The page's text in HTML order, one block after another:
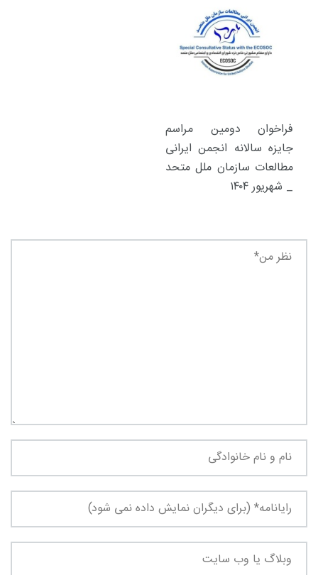
فراخوان دومین مراسم
جایزه سالانه انجمن ایرانی
مطالعات سازمان ملل متحد
_ شهریور ۱۴۰۴